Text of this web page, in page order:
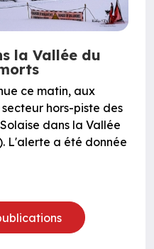
la Vallée du
ce matin, aux
hors-piste des
dans la Vallée
L'alerte a été donnée